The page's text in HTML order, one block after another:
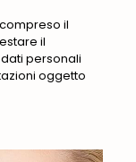
il
il
personali
oggetto